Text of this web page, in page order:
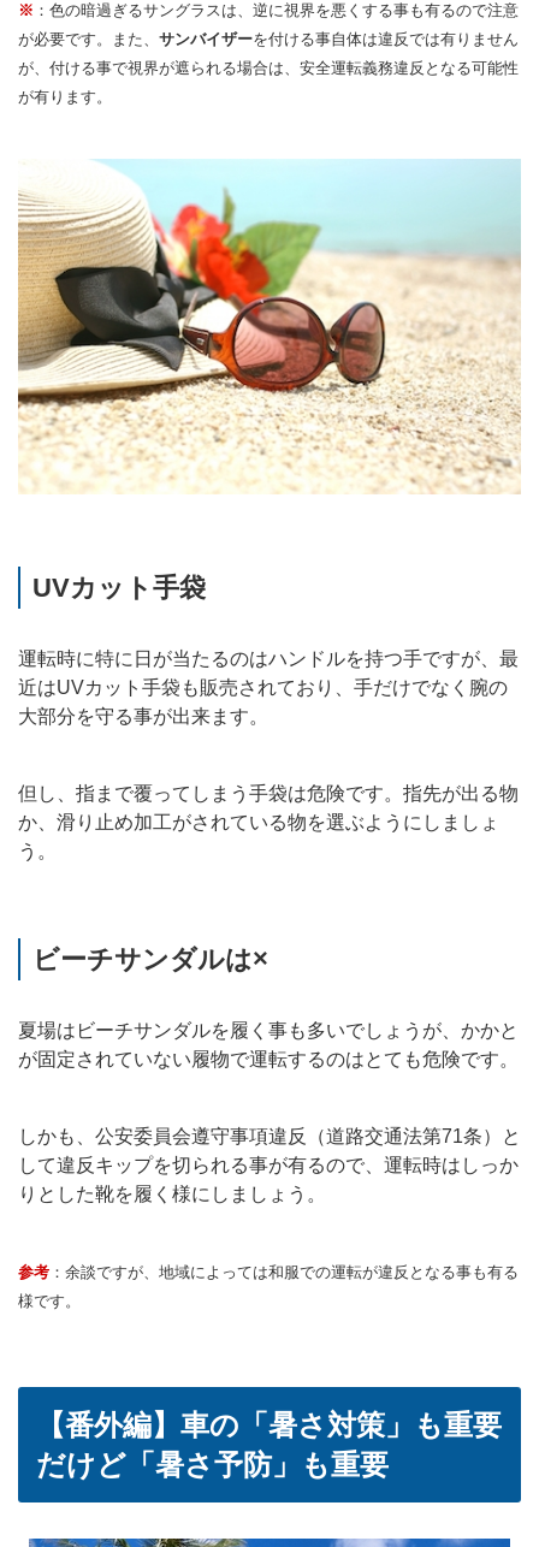
※ ：色の暗過ぎるサングラスは、逆に視界を悪くする事も有るので注意
が必要です。また、 サンバイザーを付ける事自体は違反では有りません
が、付ける事で視界が遮られる場合は、安全運転義務違反となる可能性
が有ります。
UVカット手袋
運転時に特に日が当たるのはハンドルを持つ手ですが、最
近はUVカット手袋も販売されており、手だけでなく腕の
大部分を守る事が出来ます。
但し、指まで覆ってしまう手袋は危険です。指先が出る物
か、滑り止め加工がされている物を選ぶようにしましょ
う。
ビーチサンダルは×
夏場はビーチサンダルを履く事も多いでしょうが、かかと
が固定されていない履物で運転するのはとても危険です。
しかも、公安委員会遵守事項違反（道路交通法第71条）と
して違反キップを切られる事が有るので、運転時はしっか
りとした靴を履く様にしましょう。
参考 ：余談ですが、地域によっては和服での運転が違反となる事も有る
様です。
【番外編】車の「暑さ対策」も重要
だけど「暑さ予防」も重要